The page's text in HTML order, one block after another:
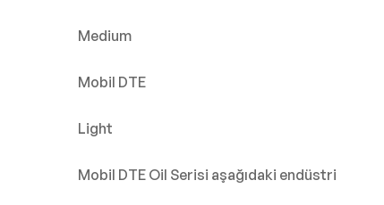
Medium
Mobil DTE
Light
Mobil DTE Oil Serisi aşağıdaki endüstri